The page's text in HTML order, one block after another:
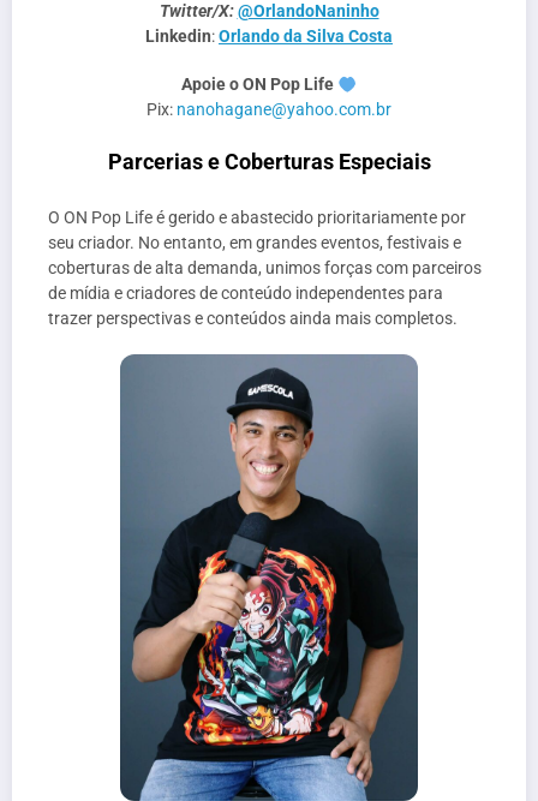
Twitter/X: @OrlandoNaninho
Linkedin:Orlando da Silva Costa
Apoie o ON Pop Life
Pix: nanohagane@yahoo.com.br
Parcerias e Coberturas Especiais
O ON Pop Life é gerido e abastecido prioritariamente por
seu criador. No entanto, em grandes eventos, festivais e
coberturas de alta demanda, unimos forças com parceiros
de mídia e criadores de conteúdo independentes para
trazer perspectivas e conteúdos ainda mais completos.